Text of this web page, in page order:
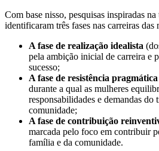
Com base nisso, pesquisas inspiradas
identificaram três fases nas carreiras das
A fase de realização idealista
pela ambição inicial de carreira e
sucesso;
A fase de resistência pragmática
durante a qual as mulheres
responsabilidades e demandas do
comunidade;
A fase de contribuição
marcada pelo foco em contribuir
família e da comunidade.